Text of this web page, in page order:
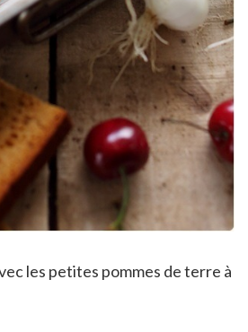
les petites pommes de terre à